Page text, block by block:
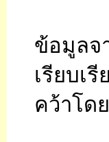
ข้อมูลจ
เรียบเ
คว้าโด